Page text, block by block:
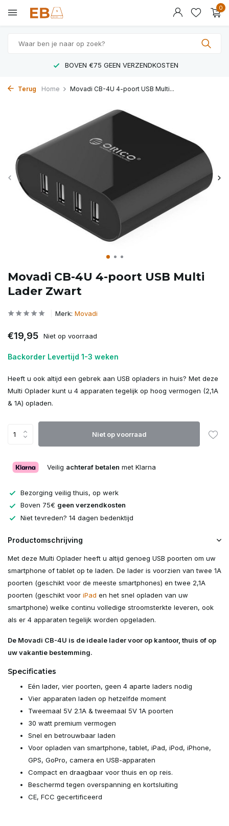
0
BOVEN €75 GEEN VERZENDKOSTEN
Terug Home Movadi CB-4U 4-poort USB Multi...
Movadi CB-4U 4-poort USB Multi
Lader Zwart
Merk: Movadi
€19,95 Niet op voorraad
Backorder Levertijd 1-3 weken
Heeft u ook altijd een gebrek aan USB opladers in huis? Met deze
Multi Oplader kunt u 4 apparaten tegelijk op hoog vermogen (2,1A
& 1A) opladen.
Niet op voorraad
Veilig achteraf betalen met Klarna
Bezorging veilig thuis, op werk
Boven 75€ geen verzendkosten
Niet tevreden? 14 dagen bedenktijd
Productomschrijving
Met deze Multi Oplader heeft u altijd genoeg USB poorten om uw
smartphone of tablet op te laden. De lader is voorzien van twee 1A
poorten (geschikt voor de meeste smartphones) en twee 2,1A
poorten (geschikt voor iPad en het snel opladen van uw
smartphone) welke continu volledige stroomsterkte leveren, ook
als er 4 apparaten tegelijk worden opgeladen.
De Movadi CB-4U is de ideale lader voor op kantoor, thuis of op
uw vakantie bestemming.
Specificaties
Eén lader, vier poorten, geen 4 aparte laders nodig
Vier apparaten laden op hetzelfde moment
Tweemaal 5V 2.1A & tweemaal 5V 1A poorten
30 watt premium vermogen
Snel en betrouwbaar laden
Voor opladen van smartphone, tablet, iPad, iPod, iPhone,
GPS, GoPro, camera en USB-apparaten
Compact en draagbaar voor thuis en op reis.
Beschermd tegen overspanning en kortsluiting
CE, FCC gecertificeerd